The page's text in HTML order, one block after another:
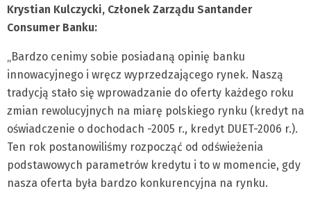
Krystian Kulczycki, Członek Zarządu Santander
Consumer Banku:
„Bardzo cenimy sobie posiadaną opinię banku
innowacyjnego i wręcz wyprzedzającego rynek. Naszą
tradycją stało się wprowadzanie do oferty każdego roku
zmian rewolucyjnych na miarę polskiego rynku (kredyt na
oświadczenie o dochodach -2005 r., kredyt DUET-2006 r.).
Ten rok postanowiliśmy rozpocząć od odświeżenia
podstawowych parametrów kredytu i to w momencie, gdy
nasza oferta była bardzo konkurencyjna na rynku.